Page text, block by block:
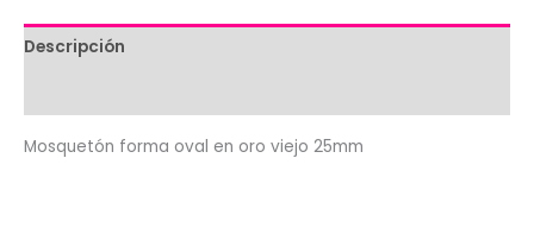
25mm
cantidad
Descripción
Mosquetón forma oval en oro viejo 25mm